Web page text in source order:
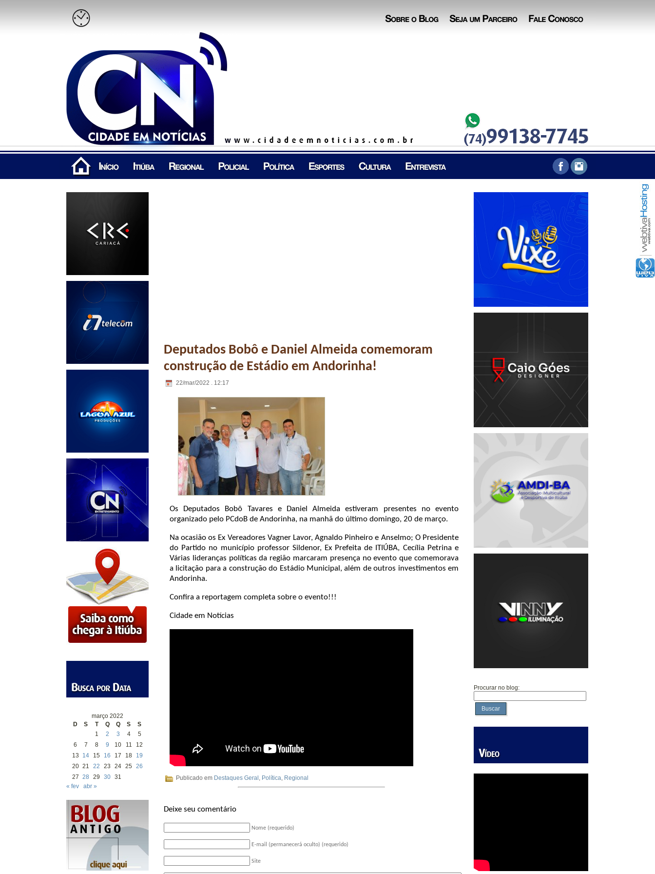
março 2022
D
S T Q Q S
S
1
2 3 4
5
6
7 8 9 10 11
12
13
14 15 16 17 18
19
20 21 22 23 24 25 26
27 28 29 30 31
« fev
abr »
Deputados Bobô e Daniel Almeida comemoram
construção de Estádio em Andorinha!
22/mar/2022 . 12:17
Os Deputados Bobô Tavares e Daniel Almeida estiveram presentes no evento
organizado pelo PCdoB de Andorinha, na manhã do último domingo, 20 de março.
Na ocasião os Ex Vereadores Vagner Lavor, Agnaldo Pinheiro e Anselmo; O Presidente
do Partido no município professor Sildenor, Ex Prefeita de ITIÚBA, Cecília Petrina e
Várias lideranças políticas da região marcaram presença no evento que comemorava
a licitação para a construção do Estádio Municipal, além de outros investimentos em
Andorinha.
Confira a reportagem completa sobre o evento!!!
Cidade em Notícias
Publicado em Destaques Geral Política Regional
Deixe seu comentário
Nome (requerido)
E-mail (permanecerá oculto) (requerido)
Site
Procurar no blog:
Buscar